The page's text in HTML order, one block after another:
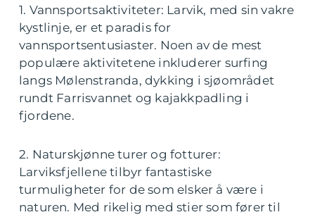
1. Vannsportsaktiviteter: Larvik, med sin vakre
kystlinje, er et paradis for
vannsportsentusiaster. Noen av de mest
populære aktivitetene inkluderer surfing
langs Mølenstranda, dykking i sjøområdet
rundt Farrisvannet og kajakkpadling i
fjordene.
2. Naturskjønne turer og fotturer:
Larviksfjellene tilbyr fantastiske
turmuligheter for de som elsker å være i
naturen. Med rikelig med stier som fører til